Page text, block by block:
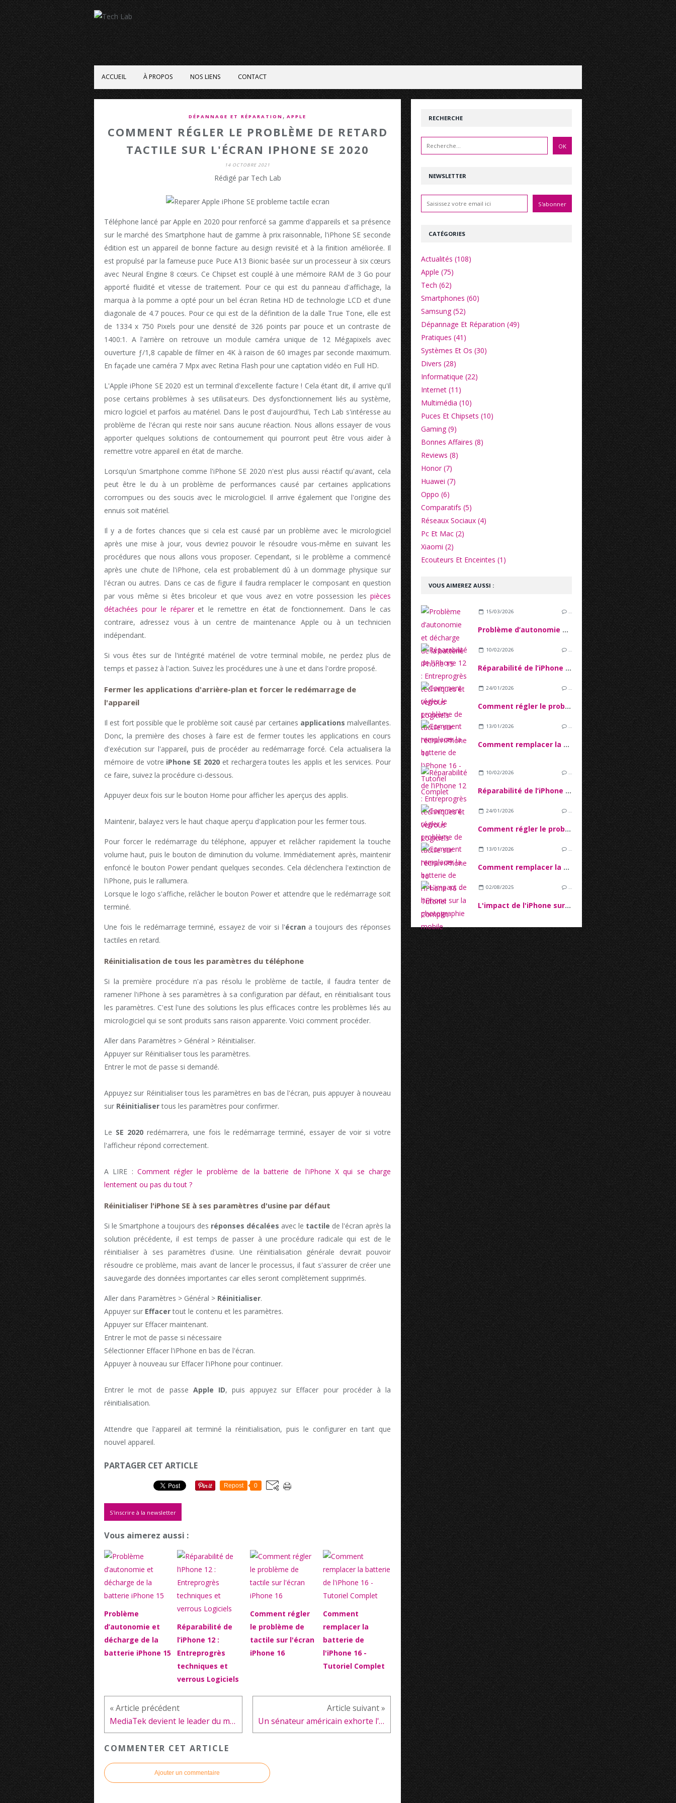
ACCUEIL À PROPOS NOS LIENS CONTACT
DÉPANNAGE ET RÉPARATION , APPLE
COMMENT RÉGLER LE PROBLÈME DE RETARD
TACTILE SUR L'ÉCRAN IPHONE SE 2020
14 OCTOBRE 2021
Rédigé par Tech Lab
Téléphone lancé par Apple en 2020 pour renforcé sa gamme d'appareils et sa présence
sur le marché des Smartphone haut de gamme à prix raisonnable, l'iPhone SE seconde
édition est un appareil de bonne facture au design revisité et à la finition améliorée. Il
est propulsé par la fameuse puce Puce A13 Bionic basée sur un processeur à six cœurs
avec Neural Engine 8 cœurs. Ce Chipset est couplé à une mémoire RAM de 3 Go pour
apporté fluidité et vitesse de traitement. Pour ce qui est du panneau d'affichage, la
marqua à la pomme a opté pour un bel écran Retina HD de technologie LCD et d'une
diagonale de 4.7 pouces. Pour ce qui est de la définition de la dalle True Tone, elle est
de 1334 x 750 Pixels pour une densité de 326 points par pouce et un contraste de
1400:1. A l'arrière on retrouve un module caméra unique de 12 Mégapixels avec
ouverture ƒ/1,8 capable de filmer en 4K à raison de 60 images par seconde maximum.
En façade une caméra 7 Mpx avec Retina Flash pour une captation vidéo en Full HD.
L'Apple iPhone SE 2020 est un terminal d'excellente facture ! Cela étant dit, il arrive qu'il
pose certains problèmes à ses utilisateurs. Des dysfonctionnement liés au système,
micro logiciel et parfois au matériel. Dans le post d'aujourd'hui, Tech Lab s'intéresse au
problème de l'écran qui reste noir sans aucune réaction. Nous allons essayer de vous
apporter quelques solutions de contournement qui pourront peut être vous aider à
remettre votre appareil en état de marche.
Lorsqu'un Smartphone comme l'iPhone SE 2020 n'est plus aussi réactif qu'avant, cela
peut être le du à un problème de performances causé par certaines applications
corrompues ou des soucis avec le micrologiciel. Il arrive également que l'origine des
ennuis soit matériel.
Il y a de fortes chances que si cela est causé par un problème avec le micrologiciel
après une mise à jour, vous devriez pouvoir le résoudre vous-même en suivant les
procédures que nous allons vous proposer. Cependant, si le problème a commencé
après une chute de l'iPhone, cela est probablement dû à un dommage physique sur
l'écran ou autres. Dans ce cas de figure il faudra remplacer le composant en question
par vous même si êtes bricoleur et que vous avez en votre possession les pièces
détachées pour le répareret le remettre en état de fonctionnement. Dans le cas
contraire, adressez vous à un centre de maintenance Apple ou à un technicien
indépendant.
Si vous êtes sur de l'intégrité matériel de votre terminal mobile, ne perdez plus de
temps et passez à l'action. Suivez les procédures une à une et dans l'ordre proposé.
Fermer les applications d'arrière-plan et forcer le redémarrage de
l'appareil
Il est fort possible que le problème soit causé par certaines applications malveillantes.
Donc, la première des choses à faire est de fermer toutes les applications en cours
d'exécution sur l'appareil, puis de procéder au redémarrage forcé. Cela actualisera la
mémoire de votre iPhone SE 2020et rechargera toutes les applis et les services. Pour
ce faire, suivez la procédure ci-dessous.
Appuyer deux fois sur le bouton Home pour afficher les aperçus des applis.
Maintenir, balayez vers le haut chaque aperçu d'application pour les fermer tous.
Pour forcer le redémarrage du téléphone, appuyer et relâcher rapidement la touche
volume haut, puis le bouton de diminution du volume. Immédiatement après, maintenir
enfoncé le bouton Power pendant quelques secondes. Cela déclenchera l'extinction de
l'iPhone, puis le rallumera.
Lorsque le logo s'affiche, relâcher le bouton Power et attendre que le redémarrage soit
terminé.
Une fois le redémarrage terminé, essayez de voir si l'écran a toujours des réponses
tactiles en retard.
Réinitialisation de tous les paramètres du téléphone
Si la première procédure n'a pas résolu le problème de tactile, il faudra tenter de
ramener l'iPhone à ses paramètres à sa configuration par défaut, en réinitialisant tous
les paramètres. C'est l'une des solutions les plus efficaces contre les problèmes liés au
micrologiciel qui se sont produits sans raison apparente. Voici comment procéder.
Aller dans Paramètres > Général > Réinitialiser.
Appuyer sur Réinitialiser tous les paramètres.
Entrer le mot de passe si demandé.
Appuyez sur Réinitialiser tous les paramètres en bas de l'écran, puis appuyer à nouveau
sur Réinitialisertous les paramètres pour confirmer.
Le SE 2020redémarrera, une fois le redémarrage terminé, essayer de voir si votre
l'afficheur répond correctement.
A LIRE : Comment régler le problème de la batterie de l'iPhone X qui se charge
lentement ou pas du tout ?
Réinitialiser l'iPhone SE à ses paramètres d'usine par défaut
Si le Smartphone a toujours des réponses décalées avec le tactile de l'écran après la
solution précédente, il est temps de passer à une procédure radicale qui est de le
réinitialiser à ses paramètres d'usine. Une réinitialisation générale devrait pouvoir
résoudre ce problème, mais avant de lancer le processus, il faut s'assurer de créer une
sauvegarde des données importantes car elles seront complètement supprimés.
Aller dans Paramètres > Général > Réinitialiser.
Appuyer sur Effacertout le contenu et les paramètres.
Appuyer sur Effacer maintenant.
Entrer le mot de passe si nécessaire
Sélectionner Effacer l'iPhone en bas de l'écran.
Appuyer à nouveau sur Effacer l'iPhone pour continuer.
Entrer le mot de passe Apple ID, puis appuyez sur Effacer pour procéder à la
réinitialisation.
Attendre que l'appareil ait terminé la réinitialisation, puis le configurer en tant que
nouvel appareil.
PARTAGER CET ARTICLE
Repost 0
S'inscrire à la newsletter
Vous aimerez aussi :
Problème
d’autonomie et
décharge de la
batterie iPhone 15
Réparabilité de
l’iPhone 12 :
Entreprogrès
techniques et
verrous Logiciels
Comment régler
le problème de
tactile sur l'écran
iPhone 16
Comment
remplacer la
batterie de
l'iPhone 16 -
Tutoriel Complet
MediaTek devient le leader du marché des SoC mobiles Un sénateur américain exhorte l'administration Biden à mettre Honor sur liste noire
COMMENTER CET ARTICLE
Ajouter un commentaire
NEWSLETTER
RECHERCHE
VOUS AIMEREZ AUSSI :
15/03/2026 …
Problème d’autonomie et décharge de la batterie iPhone 15
10/02/2026 …
Réparabilité de l’iPhone 12 : Entreprogrès techniques et verrous Logiciels
24/01/2026 …
Comment régler le problème de tactile sur l'écran iPhone 16
13/01/2026 …
Comment remplacer la batterie de l'iPhone 16 - Tutoriel Complet
10/02/2026 …
Réparabilité de l’iPhone 12 : Entreprogrès techniques et verrous Logiciels
24/01/2026 …
Comment régler le problème de tactile sur l'écran iPhone 16
13/01/2026 …
Comment remplacer la batterie de l'iPhone 16 - Tutoriel Complet
02/08/2025 …
L'impact de l'iPhone sur la photographie mobile
CATÉGORIES
Actualités (108)
Apple (75)
Tech (62)
Smartphones (60)
Samsung (52)
Dépannage Et Réparation (49)
Pratiques (41)
Systèmes Et Os (30)
Divers (28)
Informatique (22)
Internet (11)
Multimédia (10)
Puces Et Chipsets (10)
Gaming (9)
Bonnes Affaires (8)
Reviews (8)
Honor (7)
Huawei (7)
Oppo (6)
Comparatifs (5)
Réseaux Sociaux (4)
Pc Et Mac (2)
Xiaomi (2)
Ecouteurs Et Enceintes (1)